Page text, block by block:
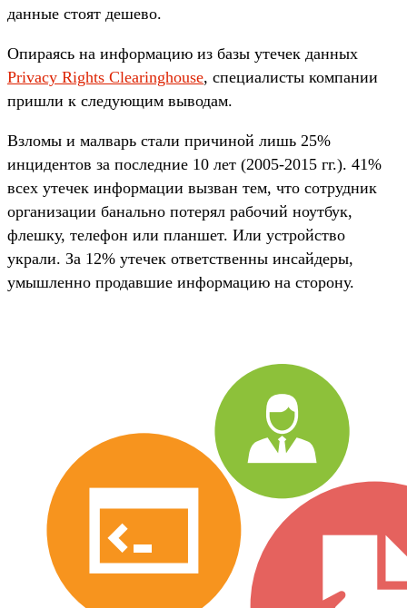
данные стоят дешево.
Опираясь на информацию из базы утечек данных
Privacy Rights Clearinghouse, специалисты компании
пришли к следующим выводам.
Взломы и малварь стали причиной лишь 25%
инцидентов за последние 10 лет (2005-2015 гг.). 41%
всех утечек информации вызван тем, что сотрудник
организации банально потерял рабочий ноутбук,
флешку, телефон или планшет. Или устройство
украли. За 12% утечек ответственны инсайдеры,
умышленно продавшие информацию на сторону.